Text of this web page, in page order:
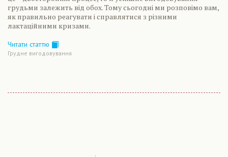
грудьми залежить від обох. Тому сьогодні ми розповімо вам,
як правильно реагувати і справлятися з різними
лактаційними кризами.
Читати статтю
Грудне вигодовування